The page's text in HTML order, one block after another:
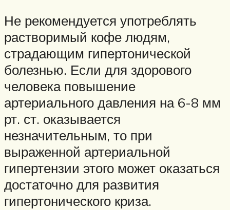
Не рекомендуется употреблять
растворимый кофе людям,
страдающим гипертонической
болезнью. Если для здорового
человека повышение
артериального давления на 6-8 мм
рт. ст. оказывается
незначительным, то при
выраженной артериальной
гипертензии этого может оказаться
достаточно для развития
гипертонического криза.